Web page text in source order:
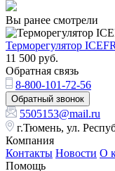
Вы ранее смотрели
Терморегулятор
11 500 руб.
Обратная связь
8-800-101-72-56
Обратный звонок
5505153@mail.ru
г.Тюмень, ул.
Компания
Контакты Новости О
Помощь